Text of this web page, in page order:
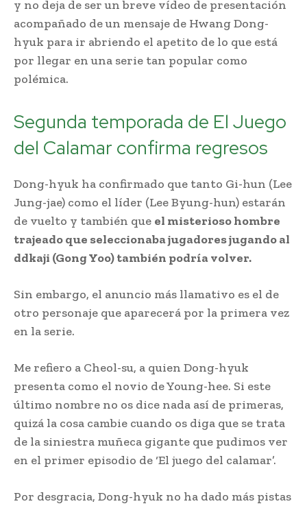
y no deja de ser un breve vídeo de presentación
acompañado de un mensaje de Hwang Dong-
hyuk para ir abriendo el apetito de lo que está
por llegar en una serie tan popular como
polémica.
Segunda temporada de El Juego
del Calamar confirma regresos
Dong-hyuk ha confirmado que tanto Gi-hun (Lee
Jung-jae) como el líder (Lee Byung-hun) estarán
de vuelto y también que el misterioso hombre
trajeado que seleccionaba jugadores jugando al
ddkaji (Gong Yoo) también podría volver.
Sin embargo, el anuncio más llamativo es el de
otro personaje que aparecerá por la primera vez
en la serie.
Me refiero a Cheol-su, a quien Dong-hyuk
presenta como el novio de Young-hee. Si este
último nombre no os dice nada así de primeras,
quizá la cosa cambie cuando os diga que se trata
de la siniestra muñeca gigante que pudimos ver
en el primer episodio de ‘El juego del calamar’.
Por desgracia, Dong-hyuk no ha dado más pistas